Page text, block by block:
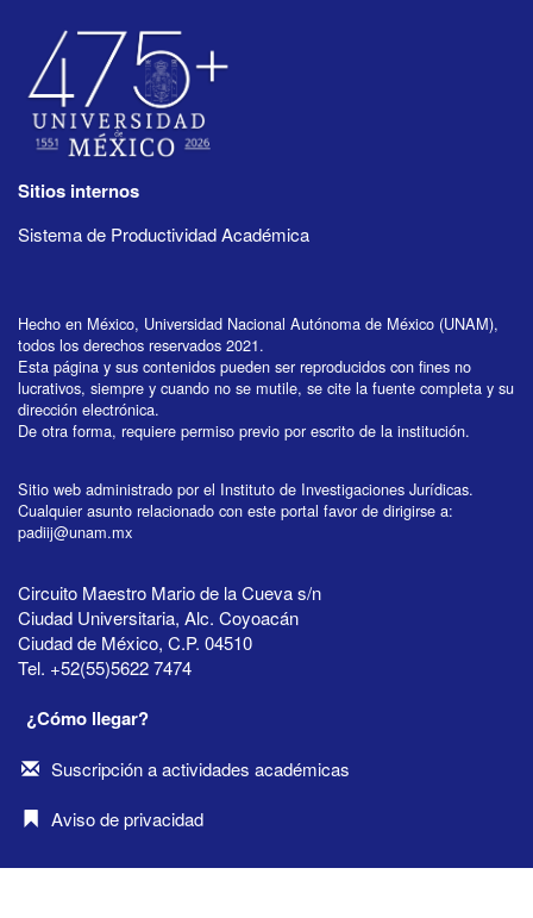
Sitios internos
Sistema de Productividad Académica
Hecho en México, Universidad Nacional Autónoma de México (UNAM),
todos los derechos reservados 2021.
Esta página y sus contenidos pueden ser reproducidos con fines no
lucrativos, siempre y cuando no se mutile, se cite la fuente completa y su
dirección electrónica.
De otra forma, requiere permiso previo por escrito de la institución.
Sitio web administrado por el Instituto de Investigaciones Jurídicas.
Cualquier asunto relacionado con este portal favor de dirigirse a:
padiij@unam.mx
Circuito Maestro Mario de la Cueva s/n
Ciudad Universitaria, Alc. Coyoacán
Ciudad de México, C.P. 04510
Tel. +52(55)5622 7474
¿Cómo llegar?
Suscripción a actividades académicas
Aviso de privacidad